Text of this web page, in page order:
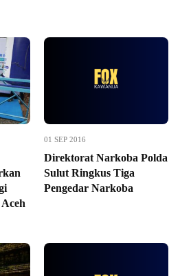
01 SEP 2016
Direktorat Narkoba Polda
Sulut Ringkus Tiga
Pengedar Narkoba